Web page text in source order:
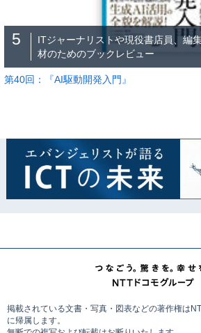
5
ITジャーナリストや現役書店員、編
材のためのブックレビュー
第40回：『AI駆動開発入門』
掲載されている文書・写真・図表などの著作権は
に帰属します。